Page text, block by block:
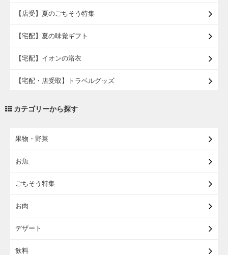
【店受】夏のごちそう特集
【宅配】夏の味覚ギフト
【宅配】イオンの浴衣
【宅配・店受取】トラベルグッズ
カテゴリーから探す
果物・野菜
お魚
ごちそう特集
お肉
デザート
飲料